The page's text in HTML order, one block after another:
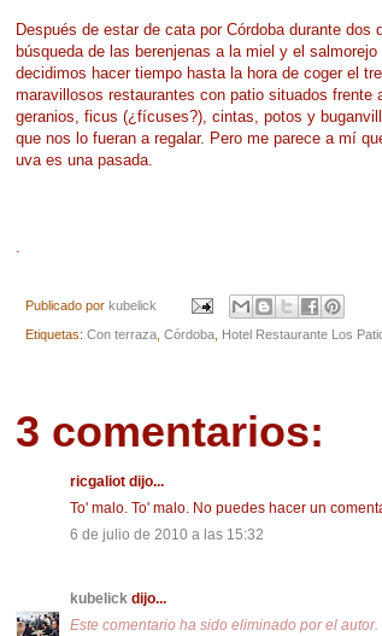
Después de estar de cata por Córdoba durante dos
búsqueda de las berenjenas a la miel y el salmorejo
decidimos hacer tiempo hasta la hora de coger el
maravillosos restaurantes con patio situados
geranios, ficus (¿fícuses?), cintas, potos y
que nos lo fueran a regalar. Pero me parece a mí
uva es una pasada.
Publicado por kubelick
Etiquetas: Con terraza, Córdoba, Hotel Restaurante Los
3 comentarios:
ricgaliot dijo...
To' malo. To' malo. No puedes hacer un
6 de julio de 2010 a las 15:32
kubelickdijo...
Este comentario ha sido eliminado por el autor.